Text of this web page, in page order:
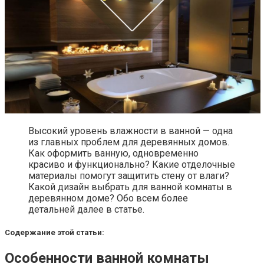
Высокий уровень влажности в ванной — одна
из главных проблем для деревянных домов.
Как оформить ванную, одновременно
красиво и функционально? Какие отделочные
материалы помогут защитить стену от влаги?
Какой дизайн выбрать для ванной комнаты в
деревянном доме? Обо всем более
детальней далее в статье.
Содержание этой статьи:
Особенности ванной комнаты